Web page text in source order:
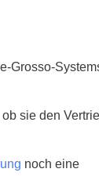
Grosso-
sie den
noch eine